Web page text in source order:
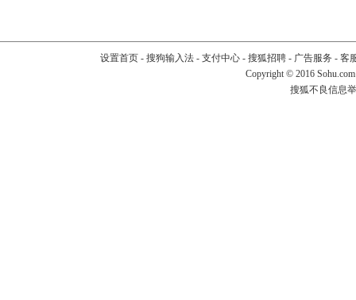
设置首页- 搜狗输入法- 支付中心- 搜狐招聘- 广告服务 - 客
Copyright © 2016
搜狐不良信息